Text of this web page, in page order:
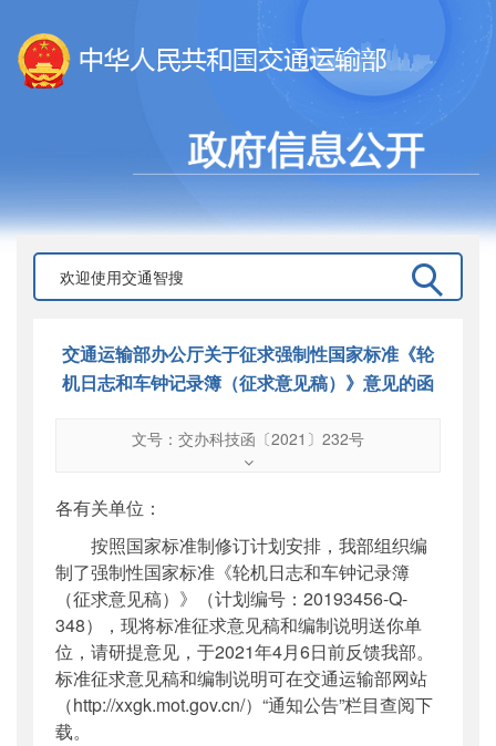
交通运输部办公厅关于征求强制性国家标准《轮
机日志和车钟记录簿（征求意见稿）》意见的函
文号：交办科技函〔2021〕232号
交办科技函〔2021〕232号
公开日期 ：
主题词：国家标准;轮机日志;车钟记录簿;征求
意见
机构分类：科技司
主题分类：公众参与
公文类型：部办公厅函
各有关单位：
按照国家标准制修订计划安排，我部组织编
制了强制性国家标准《轮机日志和车钟记录簿
（征求意见稿）》（计划编号：20193456-Q-
348），现将标准征求意见稿和编制说明送你单
位，请研提意见，于2021年4月6日前反馈我部。
标准征求意见稿和编制说明可在交通运输部网站
（http://xxgk.mot.gov.cn/）“通知公告”栏目查阅下
载。